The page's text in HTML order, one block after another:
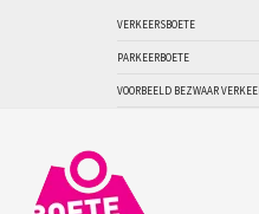
VERKEERSBOETE
PARKEERBOETE
VOORBEELD BEZWAAR